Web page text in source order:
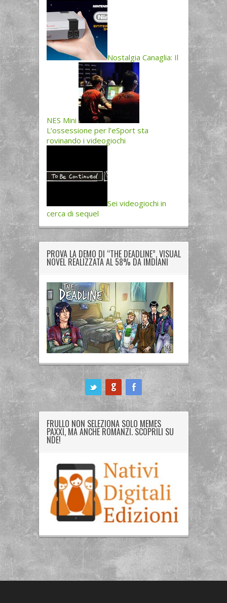
Nostalgia Canaglia: Il
NES Mini
L’ossessione per l’eSport sta
rovinando i videogiochi
Sei videogiochi in
cerca di sequel
PROVA LA DEMO DI “THE DEADLINE”, VISUAL
NOVEL REALIZZATA AL 58% DA IMDIANI
FRULLO NON SELEZIONA SOLO MEMES
PAXXI, MA ANCHE ROMANZI. SCOPRILI SU
NDE!